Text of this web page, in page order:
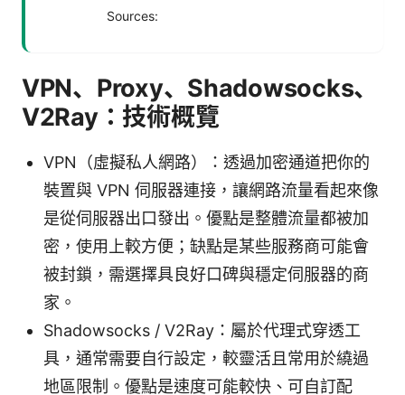
Sources:
VPN、Proxy、Shadowsocks、
V2Ray：技術概覽
VPN（虛擬私人網路）：透過加密通道把你的
裝置與 VPN 伺服器連接，讓網路流量看起來像
是從伺服器出口發出。優點是整體流量都被加
密，使用上較方便；缺點是某些服務商可能會
被封鎖，需選擇具良好口碑與穩定伺服器的商
家。
Shadowsocks / V2Ray：屬於代理式穿透工
具，通常需要自行設定，較靈活且常用於繞過
地區限制。優點是速度可能較快、可自訂配